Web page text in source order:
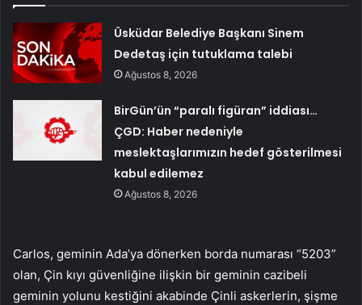
Üsküdar Belediye Başkanı Sinem
Dedetaş için tutuklama talebi
Ağustos 8, 2026
BirGün’ün “paralı figüran” iddiası…
ÇGD: Haber nedeniyle
meslektaşlarımızın hedef gösterilmesi
kabul edilemez
Ağustos 8, 2026
Carlos, geminin Ada’ya dönerken borda numarası “5203”
olan, Çin kıyı güvenliğine ilişkin bir geminin cazibeli
geminin yolunu kestiğini akabinde Çinli askerlerin, şişme